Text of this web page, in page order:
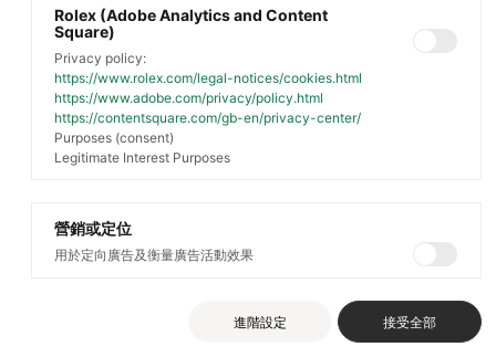
Rolex Explorer
Oyster Perpetual Explorer見證了勞力士與探險活
Rolex (Adobe Analytics and Content
Square)
Privacy policy:
https://www.rolex.com/legal-notices/cookies.html
https://www.adobe.com/privacy/policy.html
https://contentsquare.com/gb-en/privacy-center/
Purposes (consent)
Legitimate Interest Purposes
營銷或定位
用於定向廣告及衡量廣告活動效果
進階設定 接受全部